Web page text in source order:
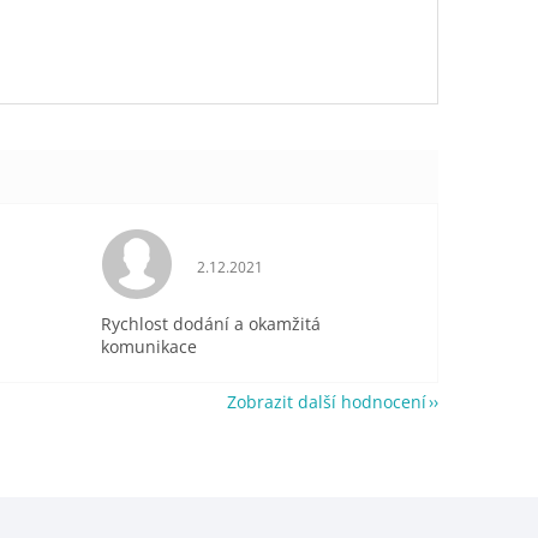
je 5 z 5 hvězdiček. Hodnocení obchodu je 5 z 5 hvězdiček.
2.12.2021
Rychlost dodání a okamžitá
komunikace
Zobrazit další hodnocení